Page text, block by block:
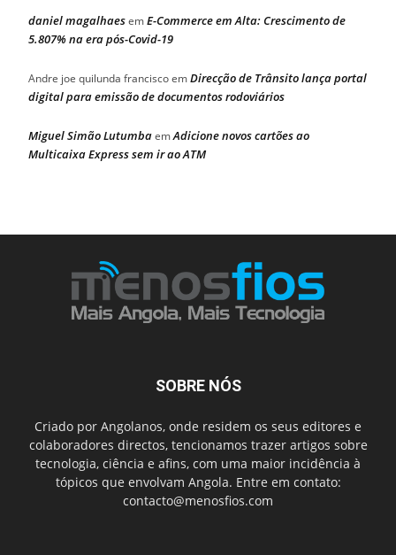
daniel magalhaesemE-Commerce em Alta: Crescimento de
5.807% na era pós-Covid-19
Andre joe quilunda franciscoemDirecção de Trânsito lança portal
digital para emissão de documentos rodoviários
Miguel Simão LutumbaemAdicione novos cartões ao
Multicaixa Express sem ir ao ATM
SOBRE NÓS
Criado por Angolanos, onde residem os seus editores e
colaboradores directos, tencionamos trazer artigos sobre
tecnologia, ciência e afins, com uma maior incidência à
tópicos que envolvam Angola. Entre em contato:
contacto@menosfios.com